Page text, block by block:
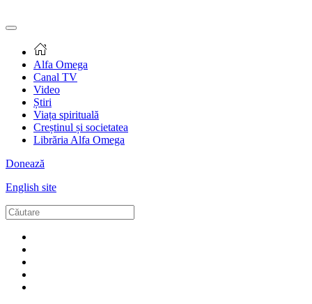
Alfa Omega
Canal TV
Video
Știri
Viața spirituală
Creștinul și societatea
Librăria Alfa Omega
Donează
English site